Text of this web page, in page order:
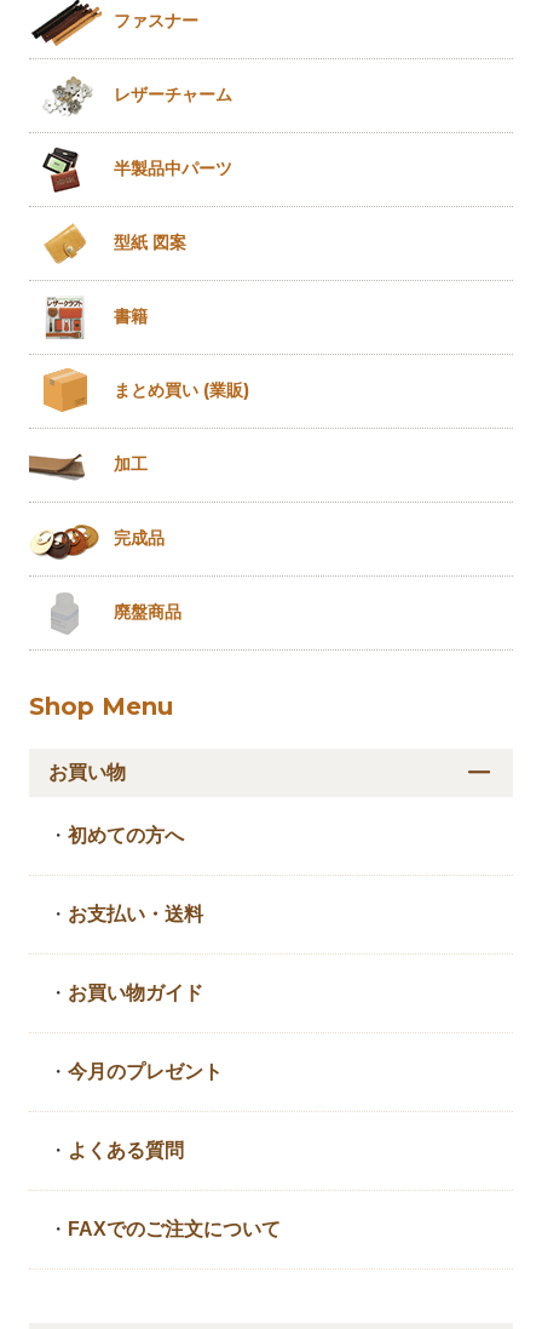
ファスナー
レザーチャーム
半製品中パーツ
型紙 図案
書籍
まとめ買い (業販)
加工
完成品
廃盤商品
Shop Menu
お買い物
・初めての方へ
・ お支払い・送料
・ お買い物ガイド
・今月のプレゼント
・ よくある質問
・ FAXでのご注文について